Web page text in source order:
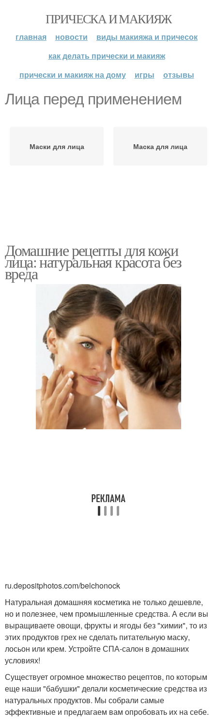
ПРИЧЕСКА И МАКИЯЖ
главная новости
виды макияжа и причесок
как делать прически и макияж
прически и макияж на дому
игры отзывы
Лица перед применением
Маски для лица Маска для лица
Домашние рецепты для кожи
лица: натуральная красота без
вреда
ru.depositphotos.com/belchonock
Натуральная домашняя косметика не только дешевле,
но и полезнее, чем промышленные средства. А если вы
выращиваете овощи, фрукты и ягоды без "химии", то из
этих продуктов грех не сделать питательную маску,
лосьон или крем. Устройте СПА-салон в домашних
условиях!
Существует огромное множество рецептов, по которым
еще наши "бабушки" делали косметические средства из
натуральных продуктов. Мы собрали самые
эффективные и предлагаем вам опробовать их на себе.